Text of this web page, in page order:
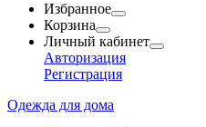
Избранное
Корзина
Личный кабинет
Авторизация
Регистрация
Одежда для дома